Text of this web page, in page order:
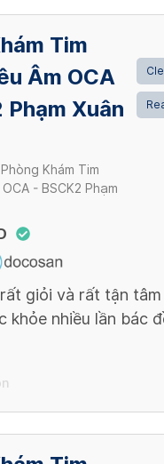
Tim
Âm OCA
Phạm Xuân
Phòng Khám Tim
- BSCK2 Phạm
D
giỏi và rất tận
khỏe nhiều lần bác